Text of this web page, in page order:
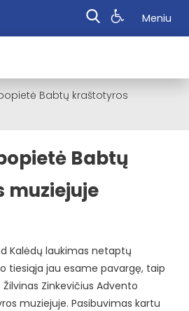
Meniu
Babtų kraštotyros
Babtų
muziejuje
Kalėdų laukimas netaptų
tiesiąja jau esame pavargę, taip
Zinkevičius Advento
muziejuje. Pasibuvimas kartu